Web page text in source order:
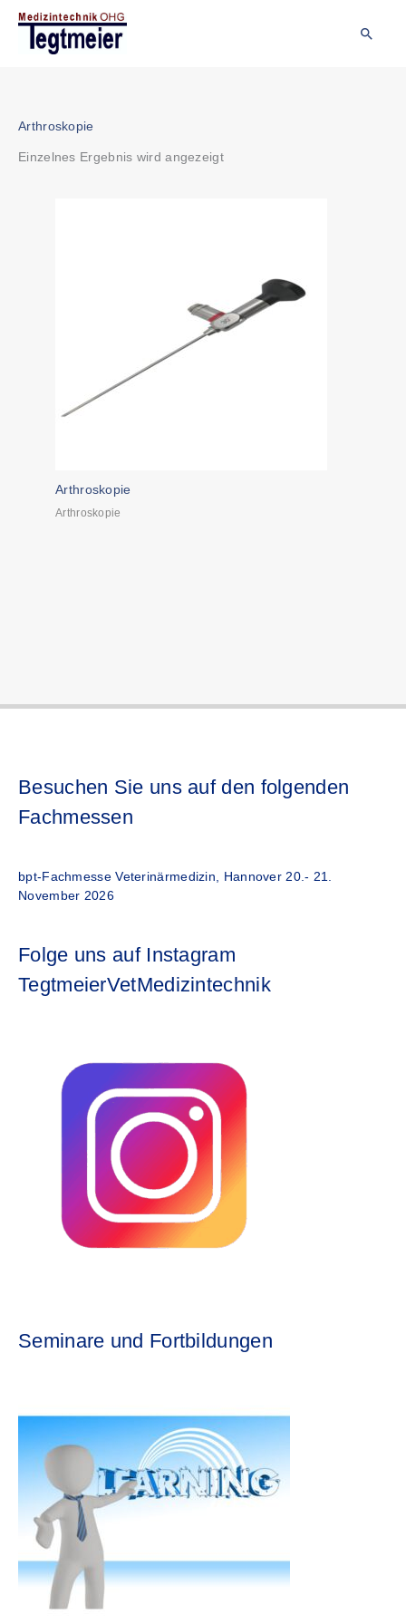
Inhalt
springen
Arthroskopie
Einzelnes Ergebnis wird angezeigt
Arthroskopie
Arthroskopie
Besuchen Sie uns auf den folgenden
Fachmessen
bpt-Fachmesse Veterinärmedizin, Hannover 20.- 21.
November 2026
Folge uns auf Instagram
TegtmeierVetMedizintechnik
Seminare und Fortbildungen